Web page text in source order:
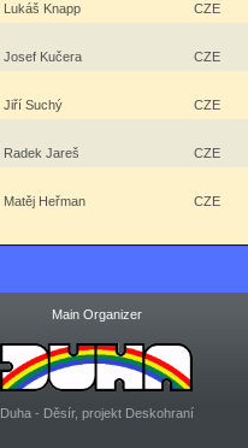
Lukáš Knapp CZE
Josef Kučera CZE
Jiří Suchý CZE
Radek Jareš CZE
Matěj Heřman CZE
Main Organizer
Duha - Děsír, projekt Deskohraní